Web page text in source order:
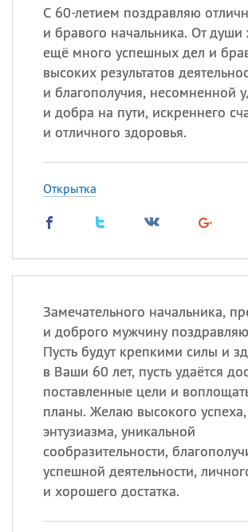
С 60-летием поздравляю
и бравого начальника. От
ещё много успешных дел и
высоких результатов
и благополучия, несомненной
и добра на пути, искреннего
и отличного здоровья.
Открытка
Замечательного начальника,
и доброго мужчину
Пусть будут крепкими силы и
в Ваши 60 лет, пусть удаётся
поставленные цели и
планы. Желаю высокого успеха,
энтузиазма, уникальной
сообразительности,
успешной деятельности,
и хорошего достатка.